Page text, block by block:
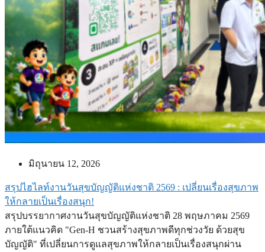
มิถุนายน 12, 2026
สรุปไฮไลท์งานวันสุขบัญญัติแห่งชาติ 2569 : เปลี่ยนเรื่องสุขภาพ
ให้กลายเป็นเรื่องสนุก!
สรุปบรรยากาศงานวันสุขบัญญัติแห่งชาติ 28 พฤษภาคม 2569
ภายใต้แนวคิด "Gen-H ชวนสร้างสุขภาพดีทุกช่วงวัย ด้วยสุข
บัญญัติ" ที่เปลี่ยนการดูแลสุขภาพให้กลายเป็นเรื่องสนุกผ่าน